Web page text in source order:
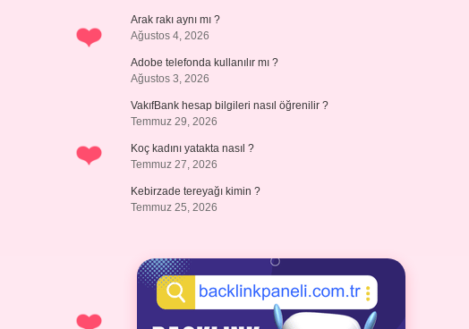
Arak rakı aynı mı ?
Ağustos 4, 2026
Adobe telefonda kullanılır mı ?
Ağustos 3, 2026
VakıfBank hesap bilgileri nasıl öğrenilir ?
Temmuz 29, 2026
Koç kadını yatakta nasıl ?
Temmuz 27, 2026
Kebirzade tereyağı kimin ?
Temmuz 25, 2026